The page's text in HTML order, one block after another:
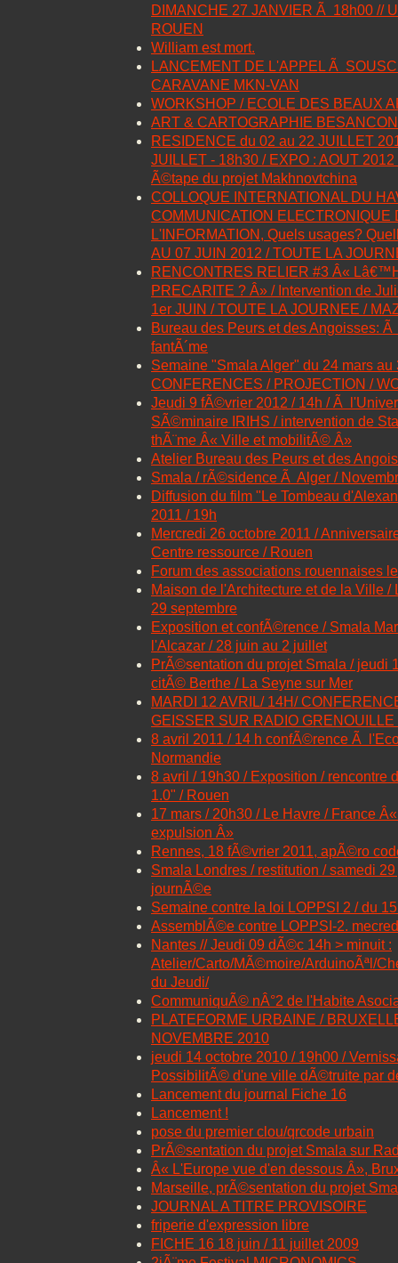
DIMANCHE 27 JANVIER Ã 18h00 //
ROUEN
William est mort.
LANCEMENT DE L'APPEL Ã
CARAVANE MKN-VAN
WORKSHOP / ECOLE DES BEAUX
ART & CARTOGRAPHIE
RESIDENCE du 02 au 22 JUILLET
JUILLET - 18h30 / EXPO : AOUT 2012
Ã©tape du projet Makhnovtchina
COLLOQUE INTERNATIONAL DU
COMMUNICATION ELECTRONIQUE
L'INFORMATION, Quels usages?
AU 07 JUIN 2012 / TOUTE LA
RENCONTRES RELIER #3 Â«
PRECARITE ? Â» / Intervention de
1er JUIN / TOUTE LA JOURNEE /
Bureau des Peurs et des Angoisses:
fantÃ´me
Semaine "Smala Alger" du 24 mars au
CONFERENCES / PROJECTION /
Jeudi 9 fÃ©vrier 2012 / 14h / Ã
SÃ©minaire IRIHS / intervention de
thÃ¨me Â« Ville et mobilitÃ© Â»
Atelier Bureau des Peurs et des
Smala / rÃ©sidence Ã Alger /
Diffusion du film "Le Tombeau
2011 / 19h
Mercredi 26 octobre 2011 /
Centre ressource / Rouen
Forum des associations rouennaises
Maison de l'Architecture et de la Ville
29 septembre
Exposition et confÃ©rence / Smala
l'Alcazar / 28 juin au 2 juillet
PrÃ©sentation du projet Smala / jeudi
citÃ© Berthe / La Seyne sur Mer
MARDI 12 AVRIL/ 14H/
GEISSER SUR RADIO
8 avril 2011 / 14 h confÃ©rence Ã
Normandie
8 avril / 19h30 / Exposition / rencontre
1.0" / Rouen
17 mars / 20h30 / Le Havre / France
expulsion Â»
Rennes, 18 fÃ©vrier 2011, apÃ©ro
Smala Londres / restitution / samedi
journÃ©e
Semaine contre la loi LOPPSI 2 / du
AssemblÃ©e contre LOPPSI-2.
Nantes // Jeudi 09 dÃ©c 14h > minuit :
Atelier/Carto/MÃ©moire/ArduinoÃªl/
du Jeudi/
CommuniquÃ© nÂ°2 de l'Habite
PLATEFORME URBAINE /
NOVEMBRE 2010
jeudi 14 octobre 2010 / 19h00 /
PossibilitÃ© d'une ville dÃ©truite par
Lancement du journal Fiche 16
Lancement !
pose du premier clou/qrcode urbain
PrÃ©sentation du projet Smala sur
Â« L'Europe vue d'en dessous Â»,
Marseille, prÃ©sentation du projet
JOURNAL A TITRE PROVISOIRE
friperie d'expression libre
FICHE 16 18 juin / 11 juillet 2009